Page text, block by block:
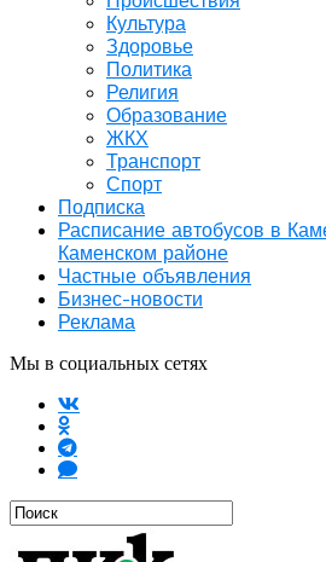
Культура
Здоровье
Политика
Религия
Образование
ЖКХ
Транспорт
Спорт
Подписка
Расписание автобусов в
Каменском районе
Частные объявления
Бизнес-новости
Реклама
Мы в социальных сетях